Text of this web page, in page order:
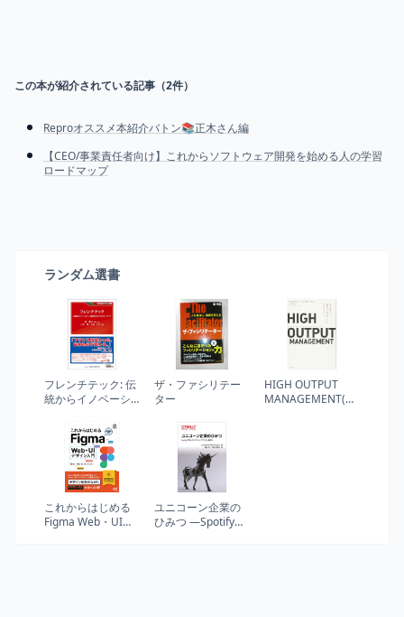
この本が紹介されている記事（2件）
Reproオススメ本紹介バトン📚正木さん編
【CEO/事業責任者向け】これからソフトウェア開発を始める人の学習
ロードマップ
ランダム選書
フレンチテック: 伝
統からイノベーシ
フランスとスター
トアップ (KINZAIバ
リュー叢書)
ザ・ファシリテー
ター
HIGH OUTPUT
MANAGEMENT(ハ
これからはじめる
Figma Web・UIデ
ユニコーン企業の
ひみつ ―Spotifyで